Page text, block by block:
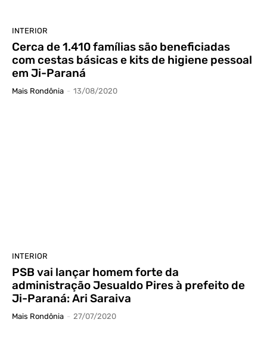
INTERIOR
Cerca de 1.410 famílias são beneficiadas
com cestas básicas e kits de higiene pessoal
em Ji-Paraná
Mais Rondônia - 13/08/2020
INTERIOR
PSB vai lançar homem forte da
administração Jesualdo Pires à prefeito de
Ji-Paraná: Ari Saraiva
Mais Rondônia - 27/07/2020